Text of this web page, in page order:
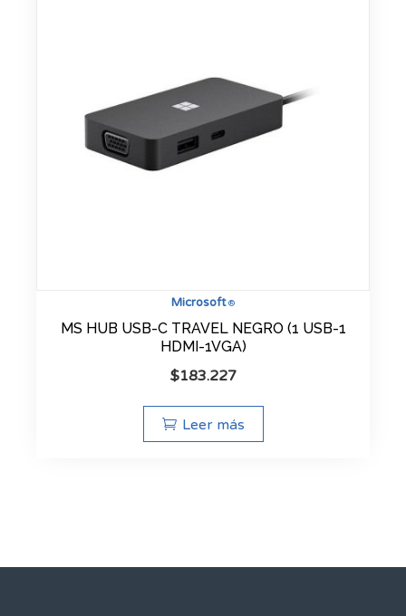
Microsoft®
MS HUB USB-C TRAVEL NEGRO (1 USB-1
HDMI-1VGA)
$183.227
Leer más